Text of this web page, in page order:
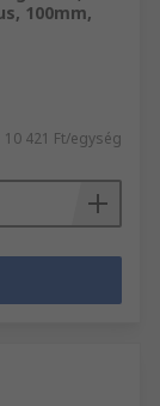
100mm,
10 421 Ft/egység